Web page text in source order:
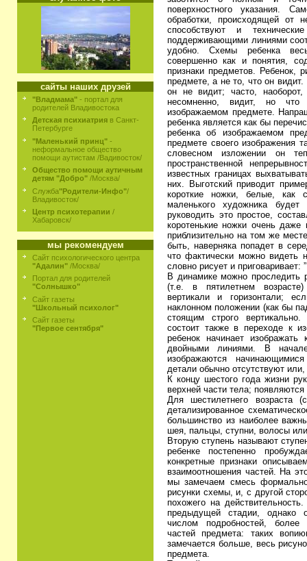
сайты наших друзей
"Владмама" - портал для
родителей Владивостока
Детская психиатрия в Санкт-
Петербурге
"Маленький принц" -
неформальное общество
помощи аутистам /Вадивосток/
Общество помощи аутичным
детям "Добро" /Москва/
Служба"Родители-Инфо"/
Владивосток/
Центр психотерапии /
Хабаровск/
мы рекомендуем
Сайт психологического центра
"Адалин" /Москва/
Портал для родителей
"Солнышко"
Сайт газеты
"Школьный психолог"
Сайт газеты
"Первое сентября"
поверхностного указания.
обработки, происходящей от
способствуют и
поддерживающими линиями
удобно. Схемы ребенка
совершенно как и понятия,
признаки предметов. Ребенок,
предмете, а не то, что он
он не видит; часто,
несомненно, видит, но
изображаемом предмете.
ребенка является как бы
ребенка об изображаемом
предмете своего изображения
словесном изложении он
пространственной
известных границах
них. Выготский приводит
короткие ножки, белые, как
маленького художника
руководить это простое,
коротенькие ножки очень
приблизительно на том же
быть, наверняка попадет в
что фактически можно видеть
словно рисует и приговаривает:
В динамике можно проследить
(т.е. в пятилетнем
вертикали и горизонтали;
наклонном положении (как бы
стоящим строго
состоит также в переходе к
ребенок начинает
двойными линиями. В
изображаются
детали обычно отсутствуют
К концу шестого года жизни
верхней части тела;
Для шестилетнего возраста
детализированное
большинство из наиболее
шея, пальцы, ступни, волосы
Вторую ступень называют
ребенке постепенно
конкретные признаки
взаимоотношения частей. На
мы замечаем смесь
рисунки схемы, и, с другой
похожего на
предыдущей стадии, однако
числом подробностей,
частей предмета: таких
замечается больше, весь
предмета.